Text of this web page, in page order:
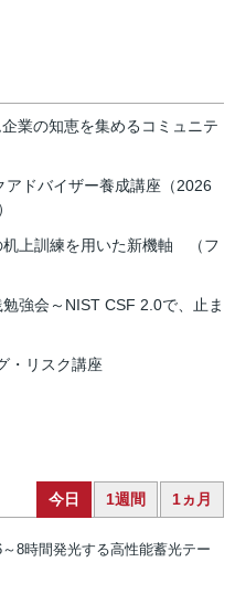
業の知恵を集めるコミュニテ
アドバイザー養成講座（2026
机上訓練を用いた新機軸 （フ
強会～NIST CSF 2.0で、止ま
・リスク講座
今日 1週間 1ヵ月
8時間発光する高性能蓄光テー